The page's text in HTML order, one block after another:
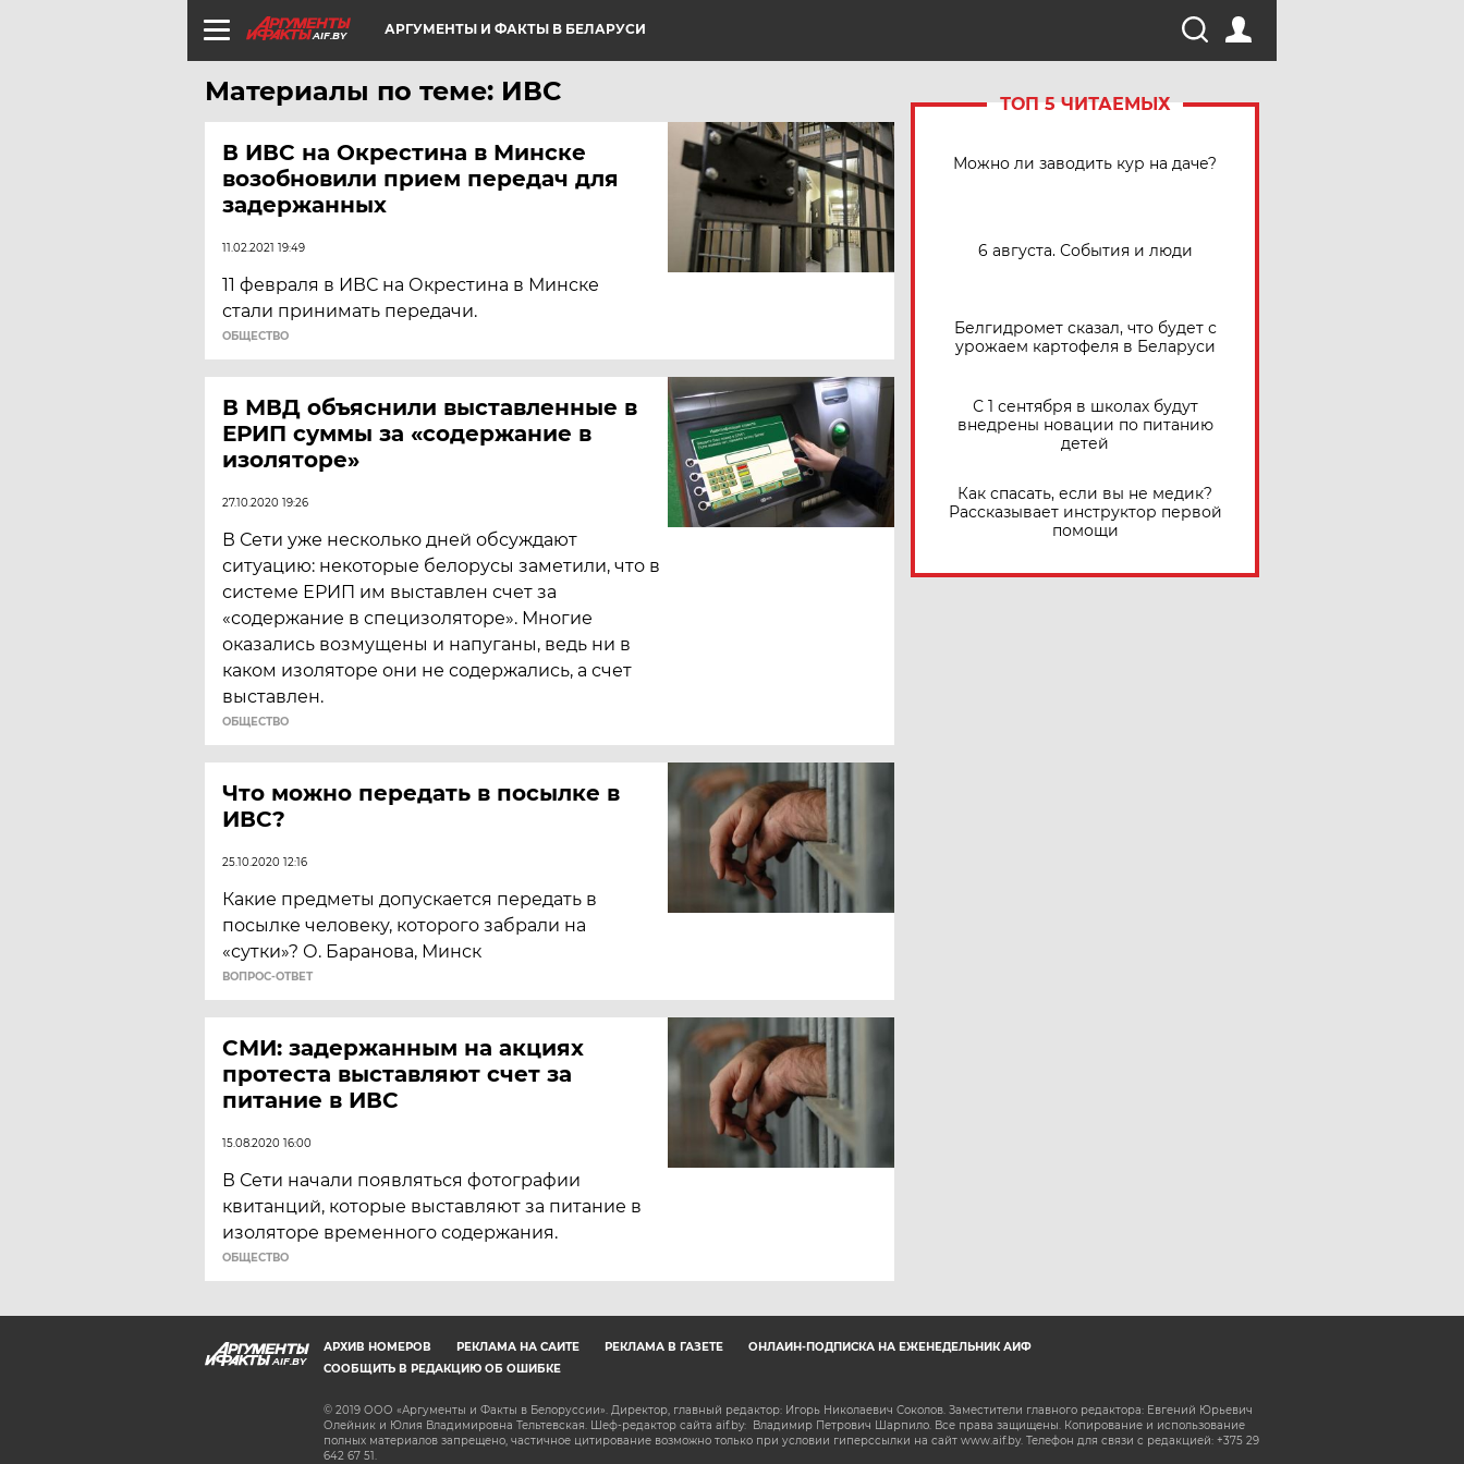
AIF.BY АРГУМЕНТЫ И ФАКТЫ В БЕЛАРУСИ
Материалы по теме: ИВС
В ИВС на Окрестина в Минске
возобновили прием передач для
задержанных
11.02.2021 19:49
11 февраля в ИВС на Окрестина в Минске
стали принимать передачи.
ОБЩЕСТВО
В МВД объяснили выставленные в
ЕРИП суммы за «содержание в
изоляторе»
27.10.2020 19:26
В Сети уже несколько дней обсуждают
ситуацию: некоторые белорусы заметили, что в
системе ЕРИП им выставлен счет за
«содержание в специзоляторе». Многие
оказались возмущены и напуганы, ведь ни в
каком изоляторе они не содержались, а счет
выставлен.
ОБЩЕСТВО
Что можно передать в посылке в
ИВС?
25.10.2020 12:16
Какие предметы допускается передать в
посылке человеку, которого забрали на
«сутки»? О. Баранова, Минск
ВОПРОС-ОТВЕТ
СМИ: задержанным на акциях
протеста выставляют счет за
питание в ИВС
15.08.2020 16:00
В Сети начали появляться фотографии
квитанций, которые выставляют за питание в
изоляторе временного содержания.
ОБЩЕСТВО
ТОП 5 ЧИТАЕМЫХ
Можно ли заводить кур на даче?
6 августа. События и люди
Белгидромет сказал, что будет с
урожаем картофеля в Беларуси
С 1 сентября в школах будут
внедрены новации по питанию
детей
Как спасать, если вы не медик?
Рассказывает инструктор первой
помощи
AIF.BY
АРХИВ НОМЕРОВ РЕКЛАМА НА САЙТЕ РЕКЛАМА В ГАЗЕТЕ
ОНЛАЙН-ПОДПИСКА НА ЕЖЕНЕДЕЛЬНИК АИФ
СООБЩИТЬ В РЕДАКЦИЮ ОБ ОШИБКЕ
© 2019 ООО «Аргументы и Факты в Белоруссии». Директор, главный редактор: Игорь Николаевич Соколов. Заместители главного редактора: Евгений Юрьевич
Олейник и Юлия Владимировна Тельтевская. Шеф-редактор сайта aif.by: Владимир Петрович Шарпило. Все права защищены. Копирование и использование
полных материалов запрещено, частичное цитирование возможно только при условии гиперссылки на сайт www.aif.by. Телефон для связи с редакцией: +375 29
642 67 51.